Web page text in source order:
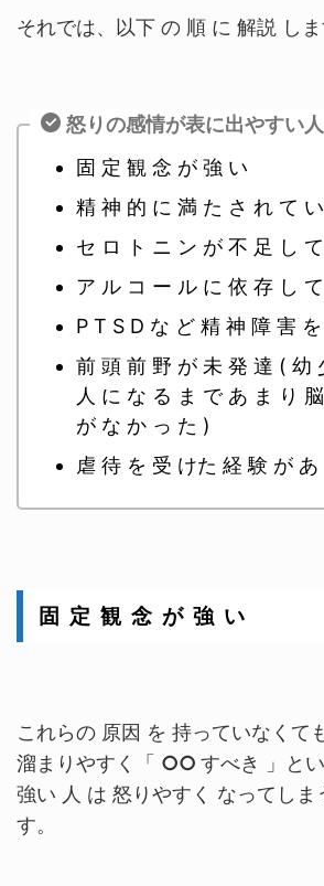
それでは、以下 の 順 に 解説 しま
怒りの感情が表に出やすい
固 定 観 念 が 強 い
精 神 的 に 満 た さ れ て
セ ロ ト ニ ン が 不 足 し
ア ル コ ー ル に 依 存 し
P T S D な ど 精 神 障 害
前 頭 前 野 が 未 発 達 ( 幼
人 に な る ま で あ ま り
が な か っ た )
虐 待 を 受 けた 経 験 が あ
固 定 観 念 が 強 い
これらの 原因 を 持っていなくて
溜まりやすく「 ○○ すべき 」と
強い 人 は 怒りやすく なってしま
す。